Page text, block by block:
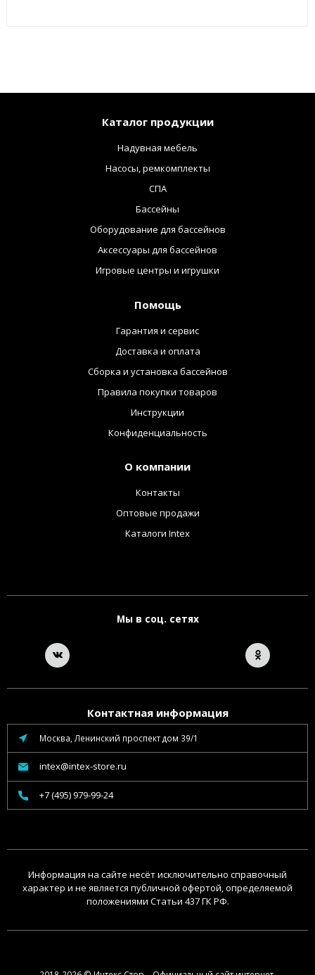
Каталог продукции
Надувная мебель
Насосы, ремкомплекты
СПА
Бассейны
Оборудование для бассейнов
Аксессуары для бассейнов
Игровые центры и игрушки
Помощь
Гарантия и сервис
Доставка и оплата
Сборка и установка бассейнов
Правила покупки товаров
Инструкции
Конфиденциальность
О компании
Контакты
Оптовые продажи
Каталоги Intex
Мы в соц. сетях
Контактная информация
Москва, Ленинский проспект дом 39/1
intex@intex-store.ru
+7 (495) 979-99-24
Информация на сайте несёт исключительно справочный
характер и не является публичной офертой, определяемой
положениями Статьи 437 ГК РФ.